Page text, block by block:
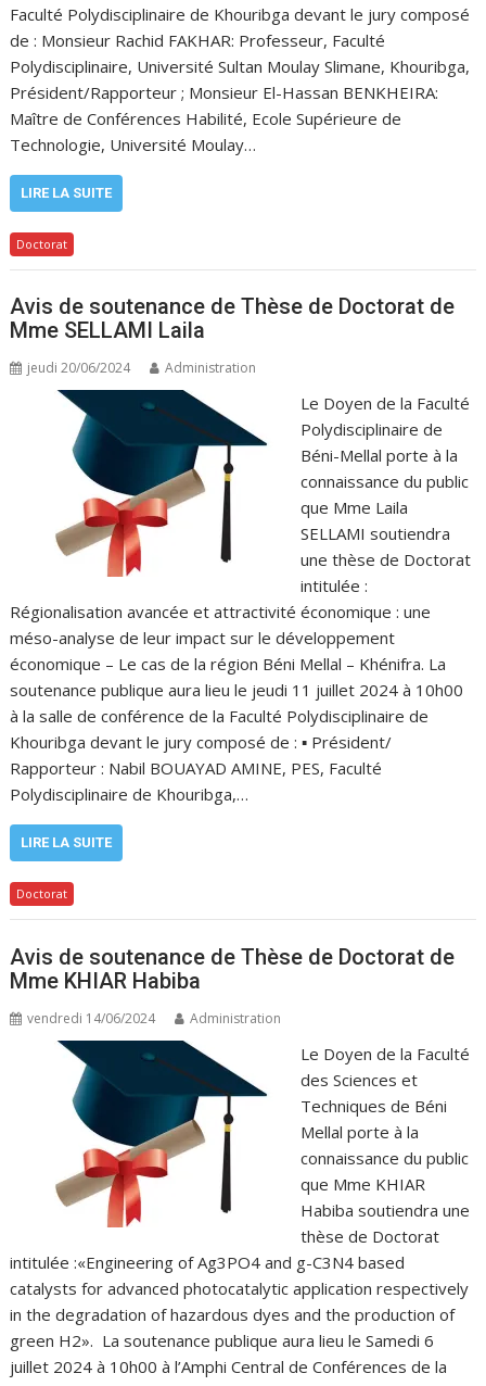
Faculté Polydisciplinaire de Khouribga devant le jury composé
de : Monsieur Rachid FAKHAR: Professeur, Faculté
Polydisciplinaire, Université Sultan Moulay Slimane, Khouribga,
Président/Rapporteur ; Monsieur El-Hassan BENKHEIRA:
Maître de Conférences Habilité, Ecole Supérieure de
Technologie, Université Moulay…
LIRE LA SUITE
Doctorat
Avis de soutenance de Thèse de Doctorat de
Mme SELLAMI Laila
jeudi 20/06/2024 Administration
Le Doyen de la Faculté
Polydisciplinaire de
Béni-Mellal porte à la
connaissance du public
que Mme Laila
SELLAMI soutiendra
une thèse de Doctorat
intitulée :
Régionalisation avancée et attractivité économique : une
méso-analyse de leur impact sur le développement
économique – Le cas de la région Béni Mellal – Khénifra. La
soutenance publique aura lieu le jeudi 11 juillet 2024 à 10h00
à la salle de conférence de la Faculté Polydisciplinaire de
Khouribga devant le jury composé de : ▪ Président/
Rapporteur : Nabil BOUAYAD AMINE, PES, Faculté
Polydisciplinaire de Khouribga,…
LIRE LA SUITE
Doctorat
Avis de soutenance de Thèse de Doctorat de
Mme KHIAR Habiba
vendredi 14/06/2024 Administration
Le Doyen de la Faculté
des Sciences et
Techniques de Béni
Mellal porte à la
connaissance du public
que Mme KHIAR
Habiba soutiendra une
thèse de Doctorat
intitulée :«Engineering of Ag3PO4 and g-C3N4 based
catalysts for advanced photocatalytic application respectively
in the degradation of hazardous dyes and the production of
green H2». La soutenance publique aura lieu le Samedi 6
juillet 2024 à 10h00 à l’Amphi Central de Conférences de la